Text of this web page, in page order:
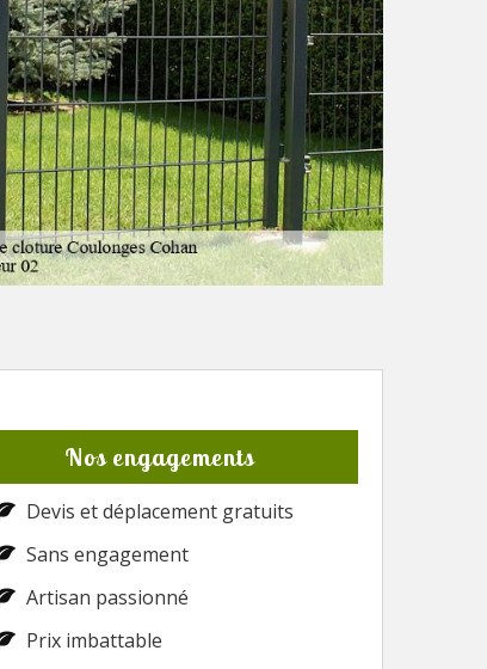
Nos engagements
Devis et déplacement gratuits
Sans engagement
Artisan passionné
Prix imbattable